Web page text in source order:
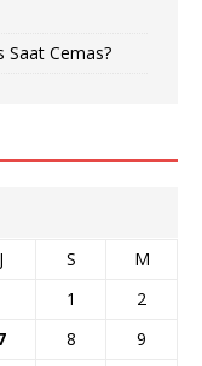
Saat Cemas?
J S
M
1
2
8
9